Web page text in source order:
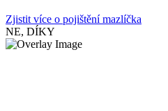
Zjistit více o pojištění mazlíčka
NE, DÍKY